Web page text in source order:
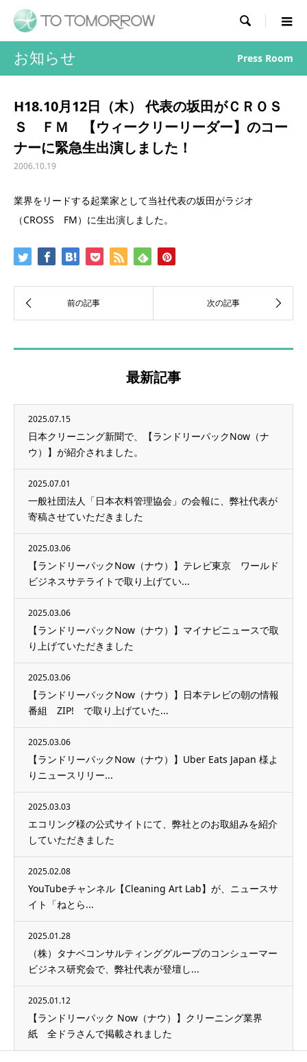

お知らせ Press Room
H18.10月12日（木） 代表の坂田がＣＲＯＳ
Ｓ ＦＭ 【ウィークリーリーダー】のコー
ナーに緊急生出演しました！
2006.10.19
業界をリードする起業家として当社代表の坂田がラジオ
（CROSS FM）に生出演しました。
最新記事
2025.07.15
日本クリーニング新聞で、【ランドリーパックNow（ナ
ウ）】が紹介されました。
2025.07.01
一般社団法人「日本衣料管理協会」の会報に、弊社代表が
寄稿させていただきました
2025.03.06
【ランドリーパックNow（ナウ）】テレビ東京 ワールド
ビジネスサテライトで取り上げてい...
2025.03.06
【ランドリーパックNow（ナウ）】マイナビニュースで取
り上げていただきました
2025.03.06
【ランドリーパックNow（ナウ）】日本テレビの朝の情報
番組 ZIP! で取り上げていた...
2025.03.06
【ランドリーパックNow（ナウ）】Uber Eats Japan 様よ
りニュースリリー...
2025.03.03
エコリング様の公式サイトにて、弊社とのお取組みを紹介
していただきました
2025.02.08
YouTubeチャンネル【Cleaning Art Lab】が、ニュースサ
イト「ねとら...
2025.01.28
（株）タナベコンサルティンググループのコンシューマー
ビジネス研究会で、弊社代表が登壇し...
2025.01.12
【ランドリーパック Now（ナウ）】クリーニング業界
紙 全ドラさんで掲載されました